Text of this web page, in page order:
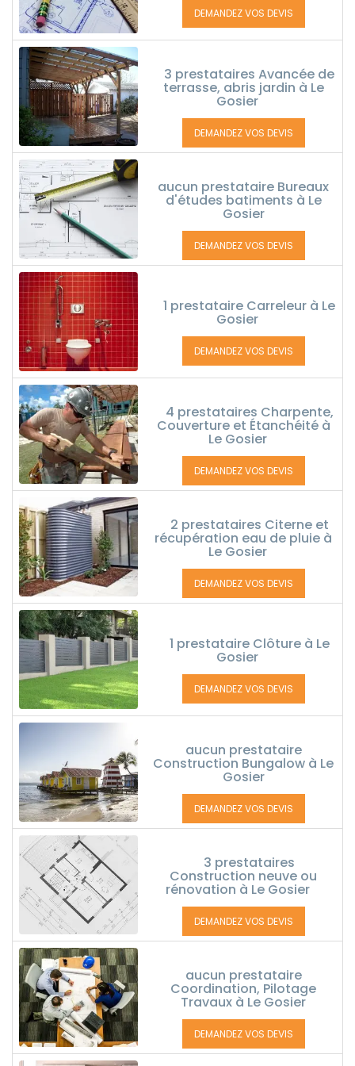
DEMANDEZ VOS DEVIS
3 prestataires Avancée de
terrasse, abris jardin à Le
Gosier
DEMANDEZ VOS DEVIS
aucun prestataire Bureaux
d'études batiments à Le
Gosier
DEMANDEZ VOS DEVIS
1 prestataire Carreleur à Le
Gosier
DEMANDEZ VOS DEVIS
4 prestataires Charpente,
Couverture et Étanchéité à
Le Gosier
DEMANDEZ VOS DEVIS
2 prestataires Citerne et
récupération eau de pluie à
Le Gosier
DEMANDEZ VOS DEVIS
1 prestataire Clôture à Le
Gosier
DEMANDEZ VOS DEVIS
aucun prestataire
Construction Bungalow à Le
Gosier
DEMANDEZ VOS DEVIS
3 prestataires
Construction neuve ou
rénovation à Le Gosier
DEMANDEZ VOS DEVIS
aucun prestataire
Coordination, Pilotage
Travaux à Le Gosier
DEMANDEZ VOS DEVIS